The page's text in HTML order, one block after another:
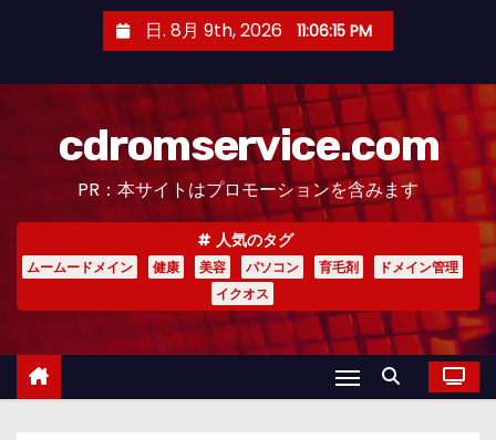
日. 8月 9th, 2026 11:06:16 PM
cdromservice.com
PR：本サイトはプロモーションを含みます
人気のタグ
ムームードメイン 健康 美容 パソコン 育毛剤
ドメイン管理
イクオス